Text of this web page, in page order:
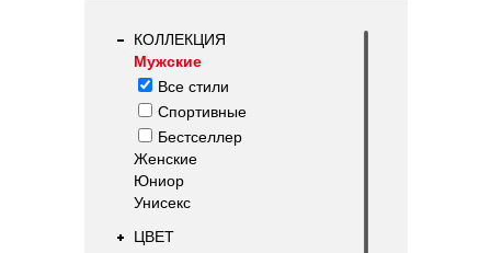
КОЛЛЕКЦИЯ
Мужские
Все стили
Спортивные
Бестселлер
Женские
Юниор
Унисекс
ЦВЕТ